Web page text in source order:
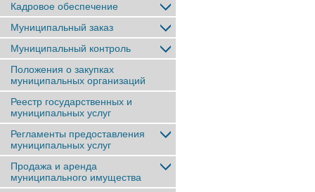
Кадровое обеспечение
Муниципальный заказ
Муниципальный контроль
Положения о закупках
муниципальных организаций
Реестр государственных и
муниципальных услуг
Регламенты предоставления
муниципальных услуг
Продажа и аренда
муниципального имущества